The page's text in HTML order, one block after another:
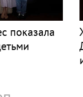
показала